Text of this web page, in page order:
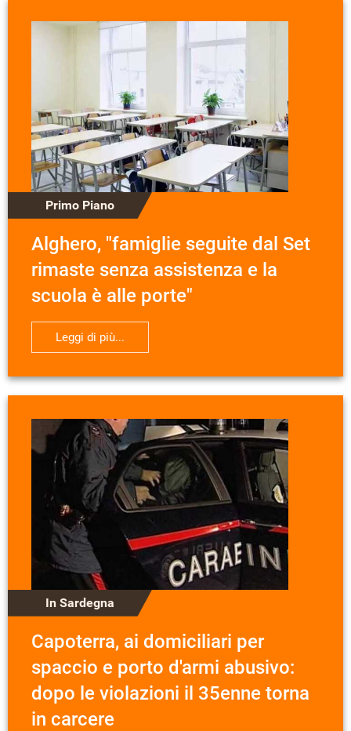
Primo Piano
Alghero, "famiglie seguite dal Set
rimaste senza assistenza e la
scuola è alle porte"
Leggi di più...
In Sardegna
Capoterra, ai domiciliari per
spaccio e porto d'armi abusivo:
dopo le violazioni il 35enne torna
in carcere